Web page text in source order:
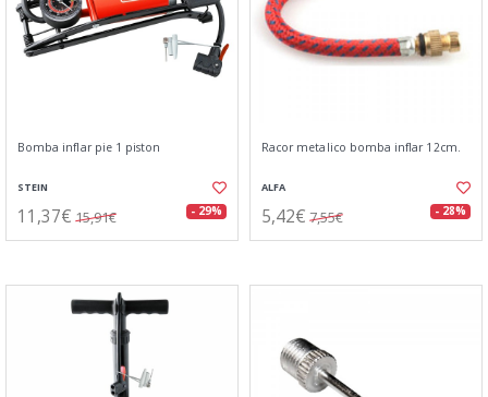
Bomba inflar pie 1 piston
STEIN
11,37€ 15,91€ - 29%
Racor metalico bomba inflar 12cm.
ALFA
5,42€ 7,55€ - 28%